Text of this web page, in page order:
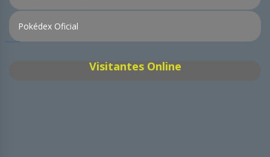
Pokédex Oficial
Visitantes Online